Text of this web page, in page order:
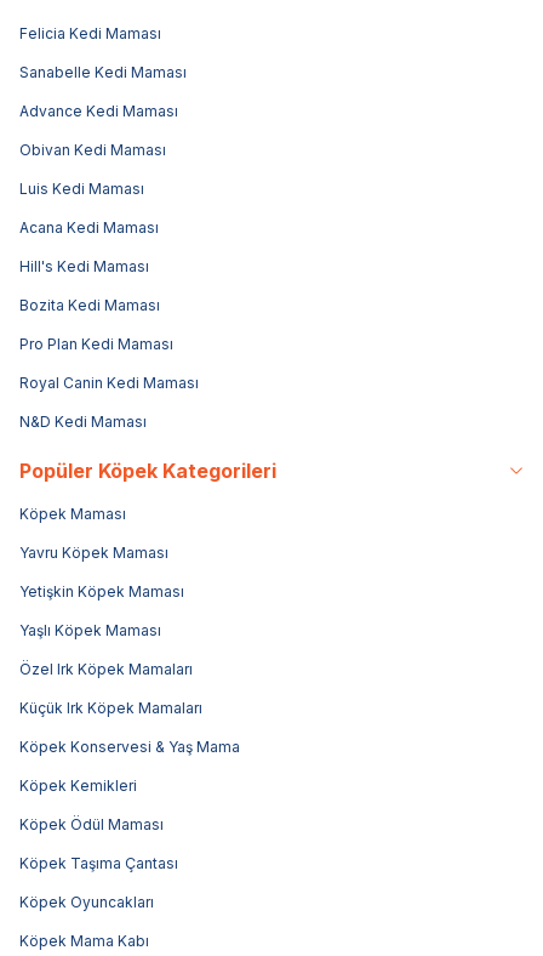
Felicia Kedi Maması
Sanabelle Kedi Maması
Advance Kedi Maması
Obivan Kedi Maması
Luis Kedi Maması
Acana Kedi Maması
Hill's Kedi Maması
Bozita Kedi Maması
Pro Plan Kedi Maması
Royal Canin Kedi Maması
N&D Kedi Maması
Popüler Köpek Kategorileri
Köpek Maması
Yavru Köpek Maması
Yetişkin Köpek Maması
Yaşlı Köpek Maması
Özel Irk Köpek Mamaları
Küçük Irk Köpek Mamaları
Köpek Konservesi & Yaş Mama
Köpek Kemikleri
Köpek Ödül Maması
Köpek Taşıma Çantası
Köpek Oyuncakları
Köpek Mama Kabı